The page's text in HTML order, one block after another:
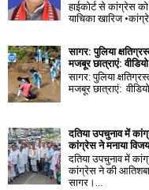
हाईकोर्ट से कांग्रेस
याचिका खारिज
सागर: पुलिया
मजबूर छात्राएं:
सागर: पुलिया
मजबूर छात्राएं:
दतिया उपचुनाव में
कांग्रेस ने मनाया
दतिया उपचुनाव में
कांग्रेस ने की
सागर।...